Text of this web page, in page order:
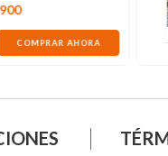
900
COMPRAR AHORA